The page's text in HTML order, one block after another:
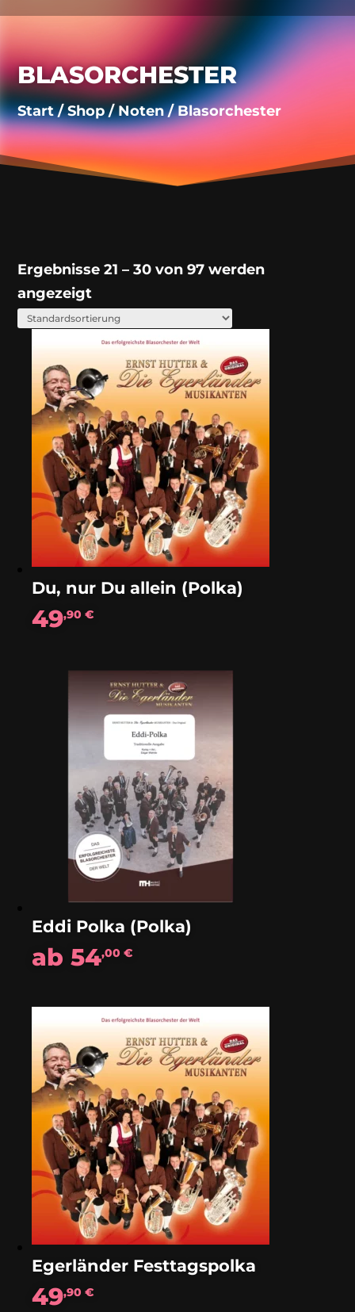
BLASORCHESTER
Start/Shop/Noten/ Blasorchester
Ergebnisse 21 – 30 von 97 werden
angezeigt
Du, nur Du allein (Polka)
49,90€
Eddi Polka (Polka)
ab54,00€
Egerländer Festtagspolka
49,90€